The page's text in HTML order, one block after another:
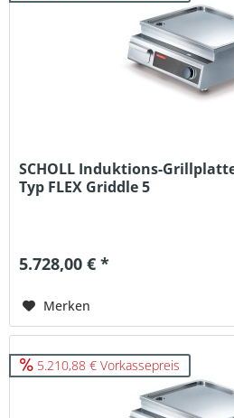
SCHOLL Induktions-
Typ FLEX Griddle 5
5.728,00 € *
Merken
5.210,88 € Vorkassepreis